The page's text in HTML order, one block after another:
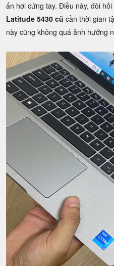
ấn hơi cứng tay. Điều này, đòi
Latitude 5430 cũ cần thời gian
này cũng không quá ảnh hưởng